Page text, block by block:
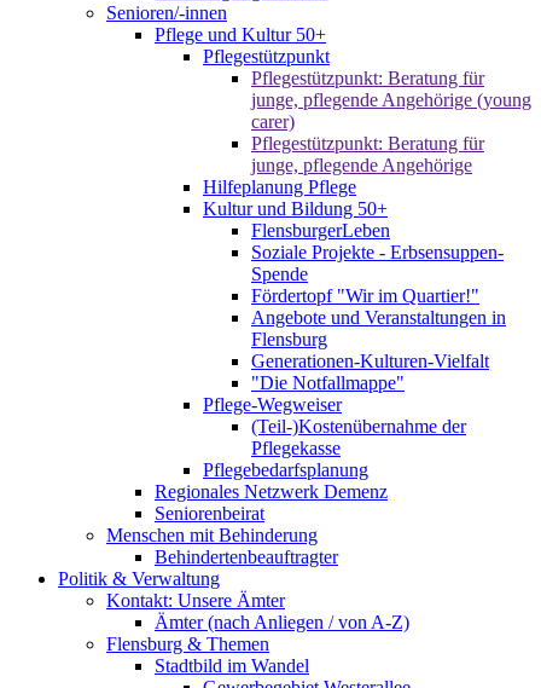
Senioren/-innen
Pflege und Kultur 50+
Pflegestützpunkt
Pflegestützpunkt: Beratung für
junge, pflegende Angehörige (young
carer)
Pflegestützpunkt: Beratung für
junge, pflegende Angehörige
Hilfeplanung Pflege
Kultur und Bildung 50+
FlensburgerLeben
Soziale Projekte - Erbsensuppen-
Spende
Fördertopf "Wir im Quartier!"
Angebote und Veranstaltungen in
Flensburg
Generationen-Kulturen-Vielfalt
"Die Notfallmappe"
Pflege-Wegweiser
(Teil-)Kostenübernahme der
Pflegekasse
Pflegebedarfsplanung
Regionales Netzwerk Demenz
Seniorenbeirat
Menschen mit Behinderung
Behindertenbeauftragter
Politik & Verwaltung
Kontakt: Unsere Ämter
Ämter (nach Anliegen / von A-Z)
Flensburg & Themen
Stadtbild im Wandel